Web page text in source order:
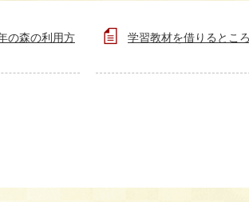
の森の利用方
学習教材を借りるとこ